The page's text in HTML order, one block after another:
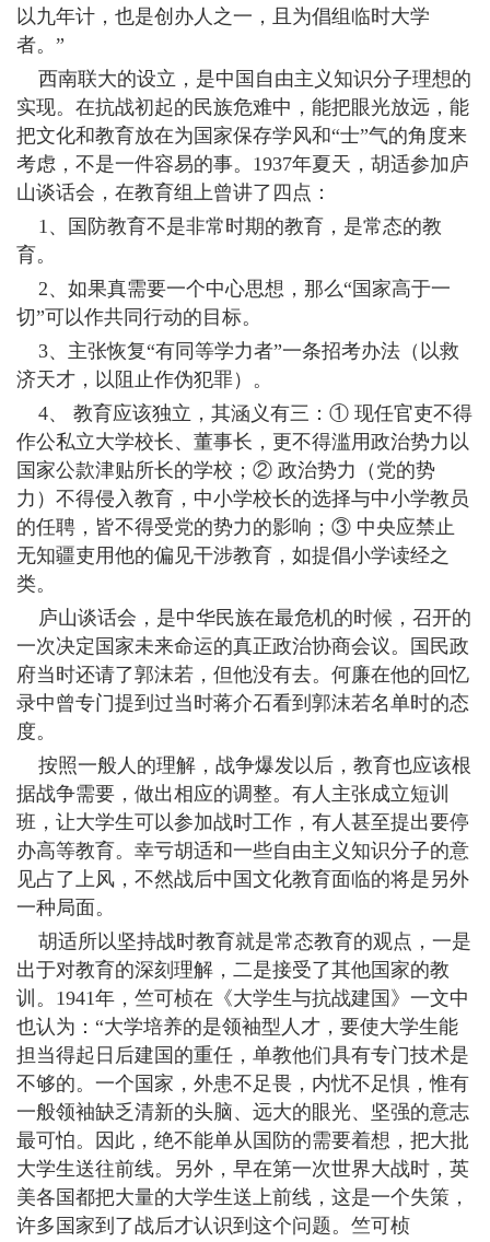
以九年计，也是创办人之一，且为倡组临时大学
者。”
西南联大的设立，是中国自由主义知识分子理想的
实现。在抗战初起的民族危难中，能把眼光放远，能
把文化和教育放在为国家保存学风和“士”气的角度来
考虑，不是一件容易的事。1937年夏天，胡适参加庐
山谈话会，在教育组上曾讲了四点：
1、国防教育不是非常时期的教育，是常态的教
育。
2、如果真需要一个中心思想，那么“国家高于一
切”可以作共同行动的目标。
3、主张恢复“有同等学力者”一条招考办法（以救
济天才，以阻止作伪犯罪）。
4、 教育应该独立，其涵义有三：① 现任官吏不得
作公私立大学校长、董事长，更不得滥用政治势力以
国家公款津贴所长的学校；② 政治势力（党的势
力）不得侵入教育，中小学校长的选择与中小学教员
的任聘，皆不得受党的势力的影响；③ 中央应禁止
无知疆吏用他的偏见干涉教育，如提倡小学读经之
类。
庐山谈话会，是中华民族在最危机的时候，召开的
一次决定国家未来命运的真正政治协商会议。国民政
府当时还请了郭沫若，但他没有去。何廉在他的回忆
录中曾专门提到过当时蒋介石看到郭沫若名单时的态
度。
按照一般人的理解，战争爆发以后，教育也应该根
据战争需要，做出相应的调整。有人主张成立短训
班，让大学生可以参加战时工作，有人甚至提出要停
办高等教育。幸亏胡适和一些自由主义知识分子的意
见占了上风，不然战后中国文化教育面临的将是另外
一种局面。
胡适所以坚持战时教育就是常态教育的观点，一是
出于对教育的深刻理解，二是接受了其他国家的教
训。1941年，竺可桢在《大学生与抗战建国》一文中
也认为：“大学培养的是领袖型人才，要使大学生能
担当得起日后建国的重任，单教他们具有专门技术是
不够的。一个国家，外患不足畏，内忧不足惧，惟有
一般领袖缺乏清新的头脑、远大的眼光、坚强的意志
最可怕。因此，绝不能单从国防的需要着想，把大批
大学生送往前线。另外，早在第一次世界大战时，英
美各国都把大量的大学生送上前线，这是一个失策，
许多国家到了战后才认识到这个问题。竺可桢